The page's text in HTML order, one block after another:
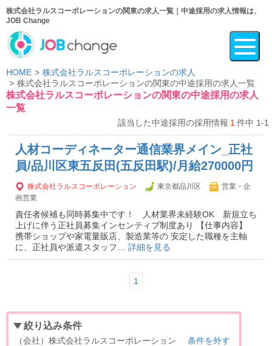
株式会社ラルスコーポレーションの関東の求人一覧｜中途採用の求人情報は、
JOB Change
HOME
株式会社ラルスコーポレーションの求人
株式会社ラルスコーポレーションの関東の中途採用の求人一覧
株式会社ラルスコーポレーションの関東の中途採用の求人
一覧
該当した中途採用の採用情報 1 件中 1-1
人材コーディネーター通信業界メイン_正社
員/品川区東五反田(五反田駅)/月給270000円
株式会社ラルスコーポレーション 東京都品川区
営業・企
画営業
責任者候補も同時募集中です！ 人材業界未経験OK 新規立ち
上げに伴う正社員募集インセンティブ制度あり 【仕事内容】
携帯ショップや家電量販店、製造業等の 安定した職種を主軸
に、正社員や派遣スタッフ… 詳細を見る
1
絞り込み条件
（会社）株式会社ラルスコーポレーション
条件を外す